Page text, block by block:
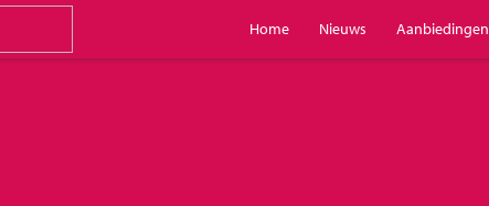
Home Nieuws Aanbiedingen